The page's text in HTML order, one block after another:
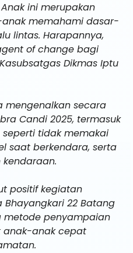
ini merupakan
memahami dasar-
lintas. Harapannya,
of change bagi
Dikmas Iptu
mengenalkan secara
Candi 2025, termasuk
tidak memakai
saat berkendara, serta
positif kegiatan
Bhayangkari 22 Batang
metode penyampaian
anak-anak cepat